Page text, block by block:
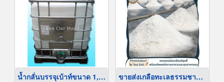
น้ำกลั่นบรรจุเบ้าท์ขนาด 1,000 ลิตร ขายส่งเกลือทะเลธรรมชาติ มีเก็บเงินปลายทาง